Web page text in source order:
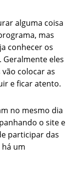
alguma coisa
mas
conhecer os
eles
colocar as
e ficar atento.
no mesmo dia
o site e
participar das
um